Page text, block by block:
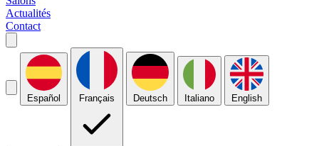
Actualités
Contact
Español Français Deutsch Italiano English